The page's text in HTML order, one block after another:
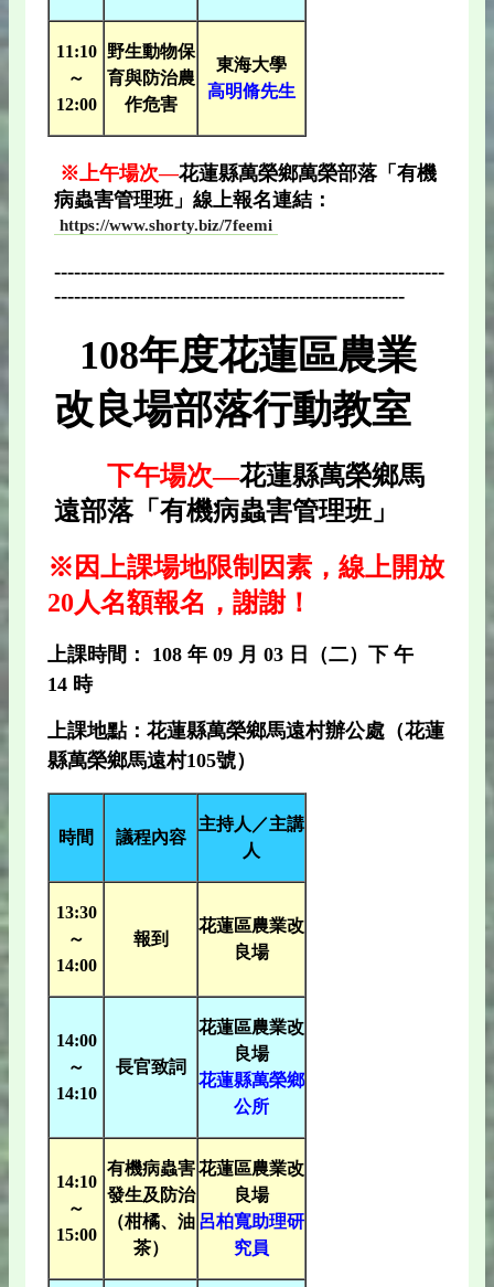
11:10
～
12:00
野生動物保
育與防治農
作危害
東海大學
高明脩先生
※上午場次—花蓮縣萬榮鄉萬榮部落「有機
病蟲害管理班」線上報名連結：
https://www.shorty.biz/7feemi
-----------------------------------------------------------
-----------------------------------------------------
108年度花蓮區農業
改良場部落行動教室
下午場次—花蓮縣萬榮鄉馬
遠部落「有機病蟲害管理班」
※因上課場地限制因素，線上開放
20人名額報名，謝謝！
上課時間： 108 年 09 月 03 日（二）下 午
14 時
上課地點：花蓮縣萬榮鄉馬遠村辦公處（花蓮
縣萬榮鄉馬遠村105號）
時間 議程內容
主持人／主講
人
13:30
～
14:00
報到
花蓮區農業改
良場
14:00
～
14:10
長官致詞
花蓮區農業改
良場
花蓮縣萬榮鄉
公所
14:10
～
15:00
有機病蟲害
發生及防治
（柑橘、油
茶）
花蓮區農業改
良場
呂柏寬助理研
究員